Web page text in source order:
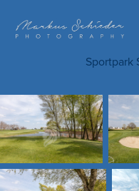
Sportpark